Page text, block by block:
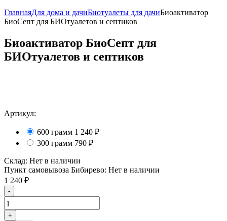
ГлавнаяДля дома и дачиБиотуалеты для дачиБиоактиватор
БиоСепт для БИОтуалетов и септиков
Биоактиватор БиоСепт для
БИОтуалетов и септиков
Артикул:
600 грамм 1 240 ₽
300 грамм 790 ₽
Склад: Нет в наличии
Пункт самовывоза Бибирево: Нет в наличии
1 240 ₽
-
+